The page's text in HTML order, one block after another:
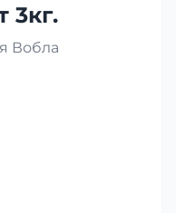
3кг.
Вобла